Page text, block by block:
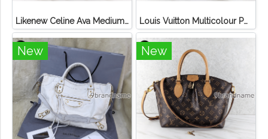
Likenew Celine Ava Medium Triomphe Canvas Louis Vuitton Multicolour Pochette Canvas
New New